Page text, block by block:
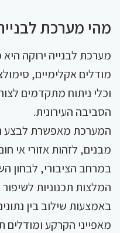
מהי מערכת
מערכת לבנייה ירוקה
וכלי ניתוח מתקדמים
הסביבה העירונית.
המערכת מאפשרת לבצע
מבנים, לזהות אזורי אי
במרחב הציבורי, לבחון
המלצות תכנוניות
באמצעות שילוב בין
מאפייני הקרקע